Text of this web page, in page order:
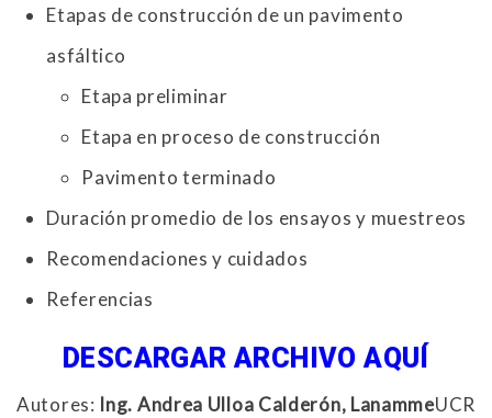
Etapas de construcción de un pavimento
asfáltico
Etapa preliminar
Etapa en proceso de construcción
Pavimento terminado
Duración promedio de los ensayos y muestreos
Recomendaciones y cuidados
Referencias
DESCARGAR ARCHIVO AQUÍ
Autores: Ing. Andrea Ulloa Calderón, LanammeUCR